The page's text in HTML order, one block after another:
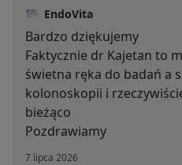
EndoVita
Bardzo dziękujemy
Faktycznie dr Kajetan to
świetna ręka do badań a
kolonoskopii i
bieżąco
Pozdrawiamy
7 lipca 2026